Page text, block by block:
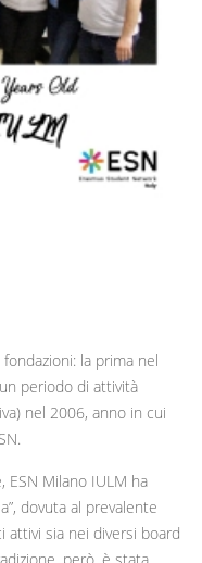
la prima nel
periodo di attività
nel 2006, anno in cui
ESN Milano IULM ha
dovuta al prevalente
sia nei diversi board